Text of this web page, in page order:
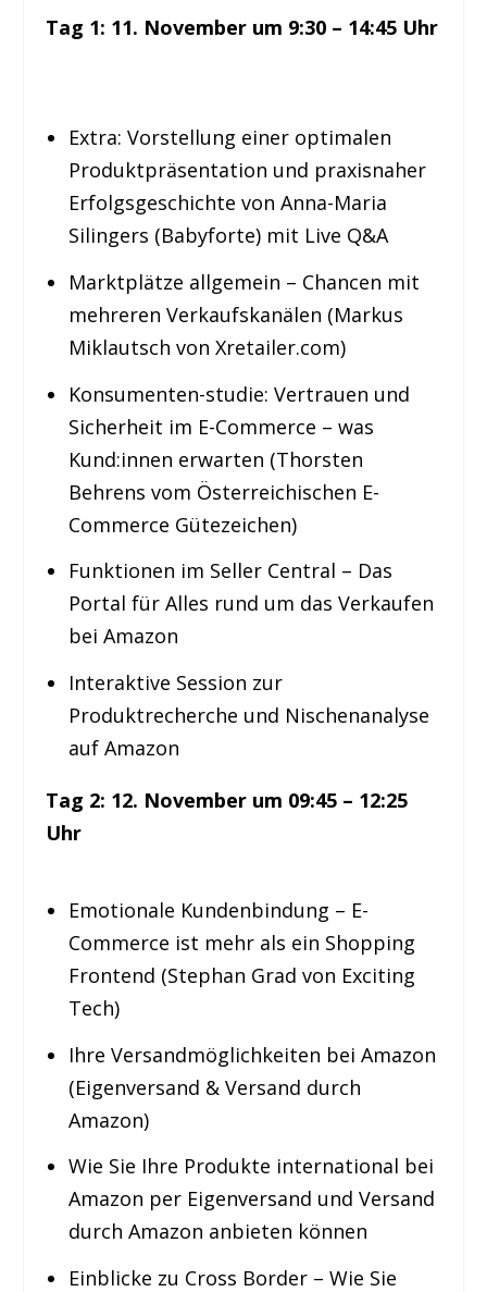
Tag 1: 11. November um 9:30 – 14:45 Uhr
Extra: Vorstellung einer optimalen
Produktpräsentation und praxisnaher
Erfolgsgeschichte von Anna-Maria
Silingers (Babyforte) mit Live Q&A
Marktplätze allgemein – Chancen mit
mehreren Verkaufskanälen (Markus
Miklautsch von Xretailer.com)
Konsumenten-studie: Vertrauen und
Sicherheit im E-Commerce – was
Kund:innen erwarten (Thorsten
Behrens vom Österreichischen E-
Commerce Gütezeichen)
Funktionen im Seller Central – Das
Portal für Alles rund um das Verkaufen
bei Amazon
Interaktive Session zur
Produktrecherche und Nischenanalyse
auf Amazon
Tag 2: 12. November um 09:45 – 12:25
Uhr ​​​​​
Emotionale Kundenbindung – E-
Commerce ist mehr als ein Shopping
Frontend (Stephan Grad von Exciting
Tech)
Ihre Versandmöglichkeiten bei Amazon
(Eigenversand & Versand durch
Amazon)
Wie Sie Ihre Produkte international bei
Amazon per Eigenversand und Versand
durch Amazon anbieten können
Einblicke zu Cross Border – Wie Sie